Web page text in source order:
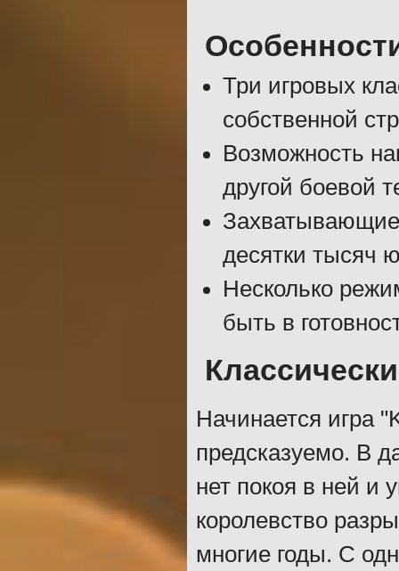
Три игровых
собственной
Возможность
другой боевой
Захватывающие
десятки тысяч
Несколько
быть в
Начинается игра
предсказуемо. В
нет покоя в ней и
королевство
многие годы. С